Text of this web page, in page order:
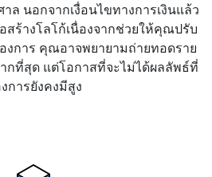
าล นอกจากเงื่อนไขทางการเงินแล้ว
สร้างโลโก้เนื่องจากช่วยให้คุณปรับ
การ คุณอาจพยายามถ่ายทอดราย
กที่สุด แต่โอกาสที่จะไม่ได้ผลลัพธ์ที่
การยังคงมีสูง